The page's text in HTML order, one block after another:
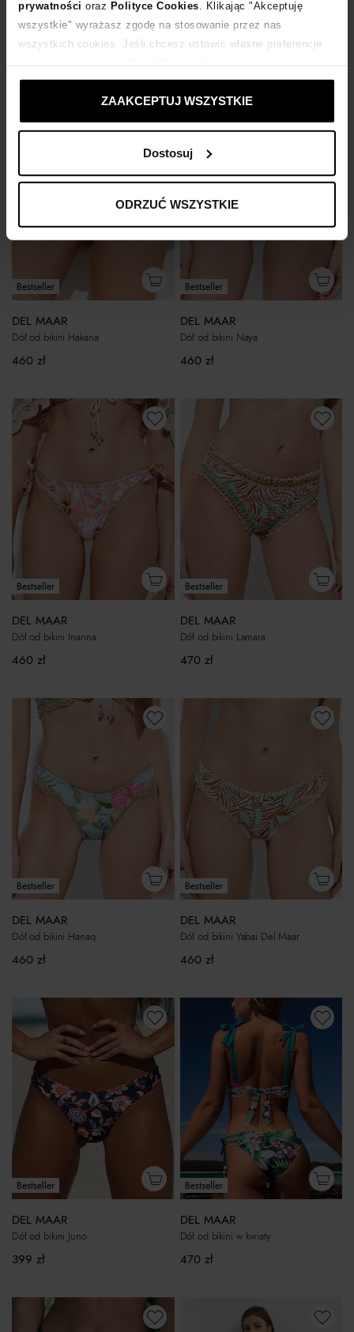
prywatności oraz Polityce Cookies . Klikając "Akceptuję
wszystkie" wyrażasz zgodę na stosowanie przez nas
wszystkich cookies. Jeśli chcesz ustawić własne preferencje
ustawienia prywatności.
ZAAKCEPTUJ WSZYSTKIE
Dostosuj
ODRZUĆ WSZYSTKIE
DEL MAAR
Dół od bikini Khia Thaya
DEL MAAR
Top od bikini Hakana
Bestseller
DEL MAAR
Dół od bikini Hakana
460 zł
Bestseller
DEL MAAR
Dół od bikini Naya
460 zł
Bestseller
DEL MAAR
Dół od bikini Inanna
460 zł
Bestseller
DEL MAAR
Dół od bikini Lamara
470 zł
Bestseller
DEL MAAR
Dół od bikini Hanaq
460 zł
Bestseller
DEL MAAR
Dół od bikini Yabai Del Maar
460 zł
Bestseller
DEL MAAR
Dół od bikini Juno
399 zł
Bestseller
DEL MAAR
Dół od bikini w kwiaty
470 zł